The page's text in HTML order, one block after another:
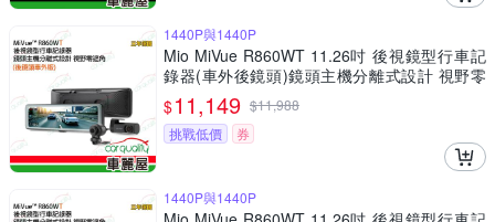
1440P與1440P
Mio MiVue R860WT 11.26吋 後視鏡型行車記
錄器(車外後鏡頭)鏡頭主機分離式設計 視野零
遮角 安裝費另計_車麗屋
$11,149 $11,988
挑戰低價
券
1440P與1440P